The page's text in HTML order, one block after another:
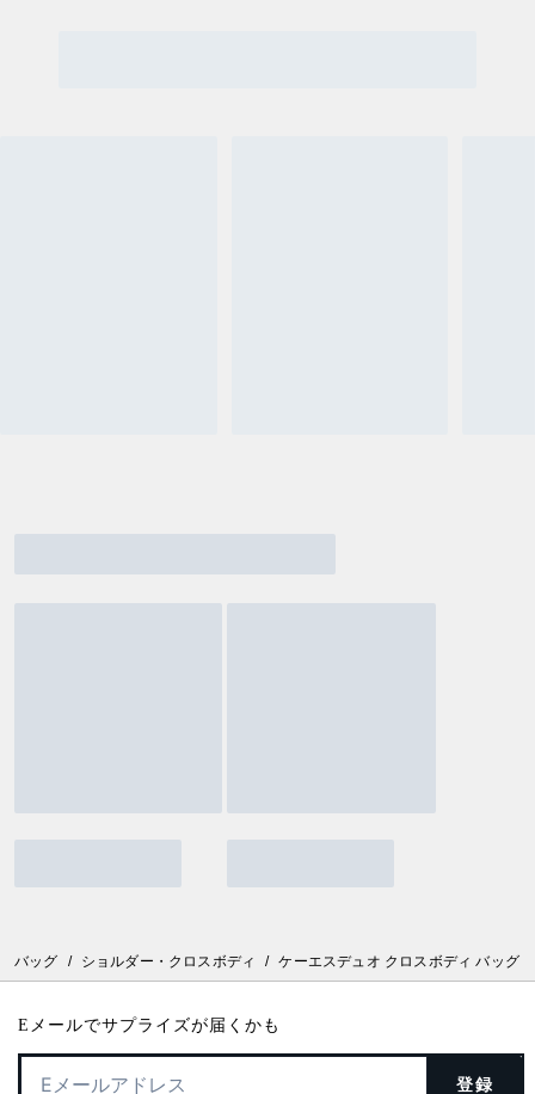
バッグ / ショルダー・クロスボディ / ケーエスデュオ クロスボディ バッグ
Eメールでサプライズが届くかも
登録